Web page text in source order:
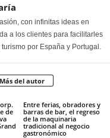
con infinitas ideas en
a los clientes para facilitarles
por España y Portugal.
Más del autor
de
Entre ferias, obradores y
barras de bar, el regreso
de la maquinaria
tradicional al negocio
gastronómico